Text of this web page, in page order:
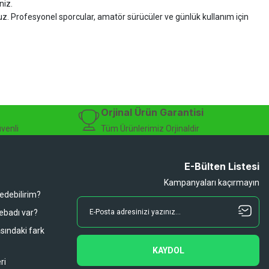
Profesyonel sporcular, amatör sürücüler ve günlük kullanım için
bisiklet alışverişinizi güvenle gerçekleştirebilirsiniz.
Orjinal Ürün Garantisi
Tüm Ürünlerimiz Orjinaldir
var?
fark
E-Bülten Listesi
Kampanyaları kaçırmayın
KAYDOL